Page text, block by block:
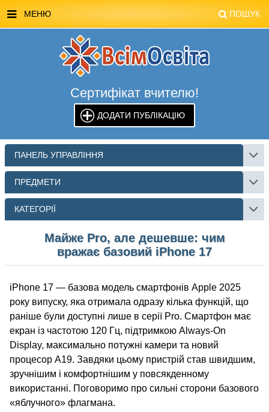
МЕНЮ ПОШУК
МАГАЗИН ВСІМОСВІТА
СТЕНДИ ВСІМОСВІТА
РЕКЛАМА НА САЙТІ
КОНТАКТИ
ПОШУК
Сертифікат вчителю!
ДОДАТИ ПУБЛІКАЦІЮ
ПАНЕЛЬ УПРАВЛІННЯ
ПРЕДМЕТИ
КАТЕГОРІЇ
Майже Pro, але дешевше: чим
вражає базовий iPhone 17
iPhone 17 — базова модель смартфонів Apple 2025
року випуску, яка отримала одразу кілька функцій, що
раніше були доступні лише в серії Pro. Смартфон має
екран із частотою 120 Гц, підтримкою Always-On
Display, максимально потужні камери та новий
процесор A19. Завдяки цьому пристрій став швидшим,
зручнішим і комфортнішим у повсякденному
використанні. Поговоримо про сильні сторони базового
«яблучного» флагмана.